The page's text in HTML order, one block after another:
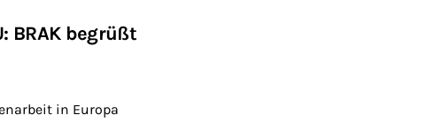
BRAK begrüßt
in Europa